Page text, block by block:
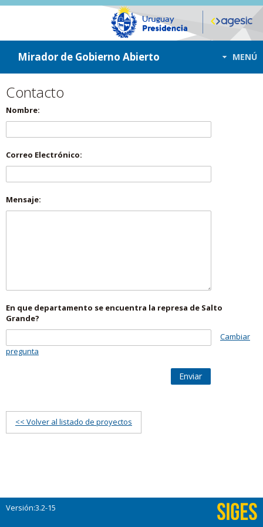
ir a contenido
ir al menú
Mirador de Gobierno Abierto MENÚ
Contacto
Nombre:
Correo Electrónico:
Mensaje:
En que departamento se encuentra la represa de Salto
Grande?
Cambiar
pregunta
Enviar
<< Volver al listado de proyectos
Versión:3.2-15